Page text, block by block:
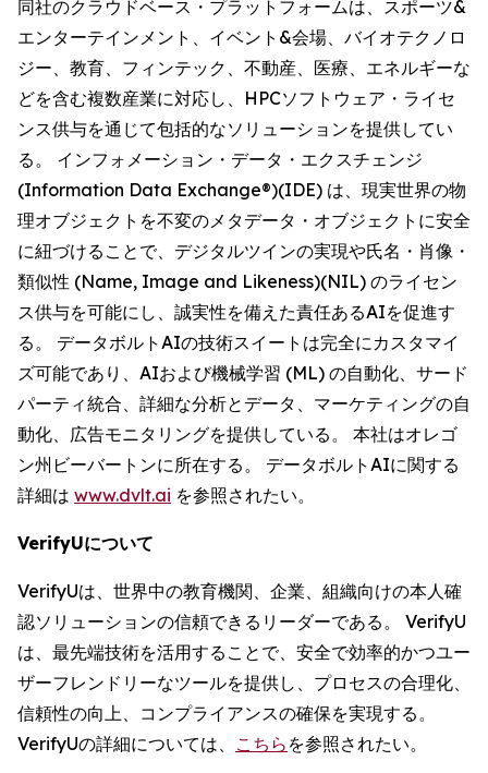
同社のクラウドベース・プラットフォームは、スポーツ&
エンターテインメント、イベント&会場、バイオテクノロ
ジー、教育、フィンテック、不動産、医療、エネルギーな
どを含む複数産業に対応し、HPCソフトウェア・ライセ
ンス供与を通じて包括的なソリューションを提供してい
る。 インフォメーション・データ・エクスチェンジ
(Information Data Exchange®)(IDE) は、現実世界の物
理オブジェクトを不変のメタデータ・オブジェクトに安全
に紐づけることで、デジタルツインの実現や氏名・肖像・
類似性 (Name, Image and Likeness)(NIL) のライセン
ス供与を可能にし、誠実性を備えた責任あるAIを促進す
る。 データボルトAIの技術スイートは完全にカスタマイ
ズ可能であり、AIおよび機械学習 (ML) の自動化、サード
パーティ統合、詳細な分析とデータ、マーケティングの自
動化、広告モニタリングを提供している。 本社はオレゴ
ン州ビーバートンに所在する。 データボルトAIに関する
詳細は www.dvlt.ai を参照されたい。
VerifyUについて
VerifyUは、世界中の教育機関、企業、組織向けの本人確
認ソリューションの信頼できるリーダーである。 VerifyU
は、最先端技術を活用することで、安全で効率的かつユー
ザーフレンドリーなツールを提供し、プロセスの合理化、
信頼性の向上、コンプライアンスの確保を実現する。
VerifyUの詳細については、 こちら を参照されたい。